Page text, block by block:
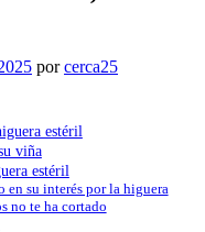
porcerca25
estéril
viña
estéril
su interés por la higuera
no te ha cortado